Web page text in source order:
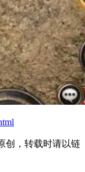
创，转载时请以链